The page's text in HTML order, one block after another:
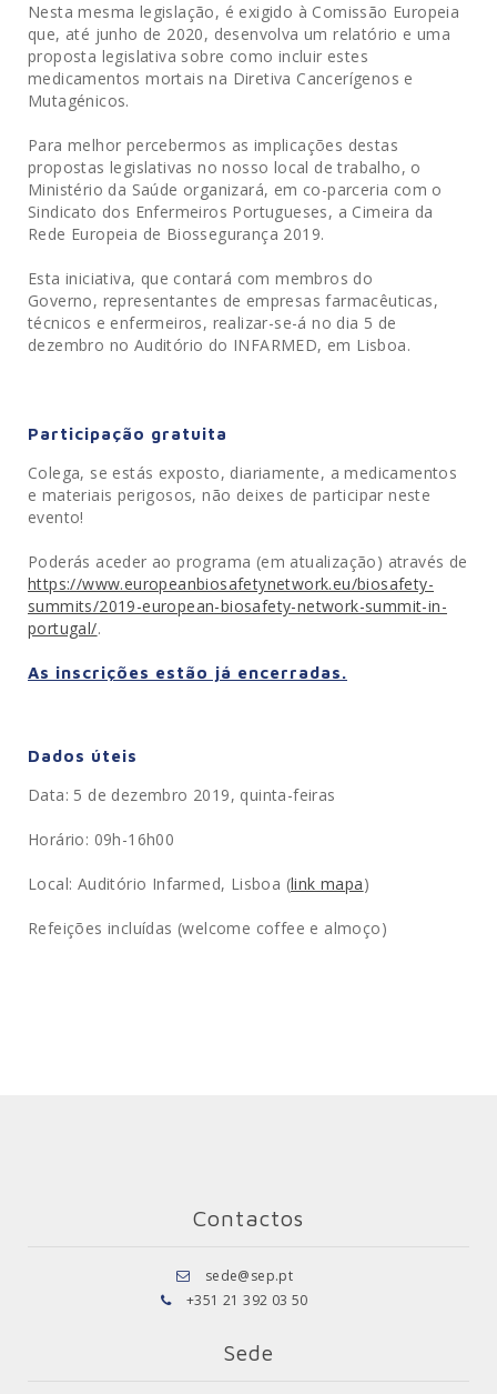
Nesta mesma legislação, é exigido à Comissão Europeia
que, até junho de 2020, desenvolva um relatório e uma
proposta legislativa sobre como incluir estes
medicamentos mortais na Diretiva Cancerígenos e
Mutagénicos.
Para melhor percebermos as implicações destas
propostas legislativas no nosso local de trabalho, o
Ministério da Saúde organizará, em co-parceria com o
Sindicato dos Enfermeiros Portugueses, a Cimeira da
Rede Europeia de Biossegurança 2019.
Esta iniciativa, que contará com membros do
Governo, representantes de empresas farmacêuticas,
técnicos e enfermeiros, realizar-se-á no dia 5 de
dezembro no Auditório do INFARMED, em Lisboa.
Participação gratuita
Colega, se estás exposto, diariamente, a medicamentos
e materiais perigosos, não deixes de participar neste
evento!
Poderás aceder ao programa (em atualização) através de
https://www.europeanbiosafetynetwork.eu/biosafety-
summits/2019-european-biosafety-network-summit-in-
portugal/.
As inscrições estão já encerradas.
Dados úteis
Data: 5 de dezembro 2019, quinta-feiras
Horário: 09h-16h00
Local: Auditório Infarmed, Lisboa (link mapa)
Refeições incluídas (welcome coffee e almoço)
Contactos
sede@sep.pt
+351 21 392 03 50
Sede